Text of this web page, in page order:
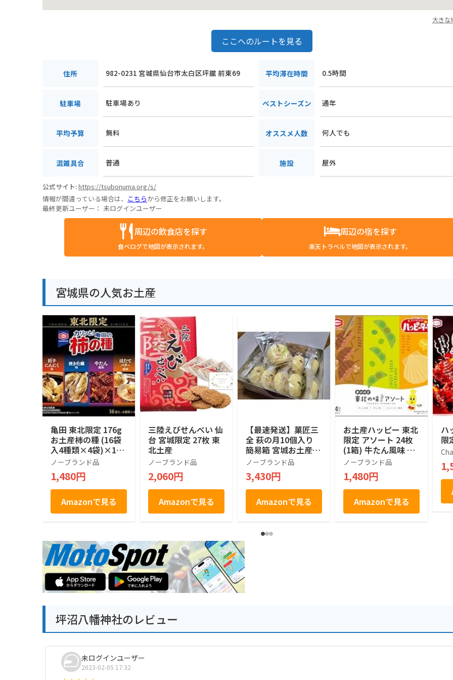
大きな
ここへのルートを見る
住所 982-0231 宮城県仙台市太白区坪舘 前東69 平均滞在時間 0.5時間
駐車場 駐車場あり ベストシーズン 通年
平均予算 無料 オススメ人数 何人でも
混雑具合 普通 施設 屋外
公式サイト:https://tsubonuma.org/s/
情報が間違っている場合は、 こちらから修正をお願いします。
最終更新ユーザー： 未ログインユーザー
周辺の飲食店を探す
食べログで地図が表示されます。
周辺の宿を探す
楽天トラベルで地図が表示されます。
宮城県の人気お土産
亀田 東北限定 176g
お土産柿の種 (16袋
入4種類×4袋)×1箱
田子にんにく味 いか
焼き醤油マヨネーズ
風味 ほたてバター
牛たん風味
ノーブランド品
1,480円
Amazonで見る
三陸えびせんべい 仙
台 宮城限定 27枚 東
北土産
ノーブランド品
2,060円
Amazonで見る
【最速発送】菓匠三
全 萩の月10個入り
簡易箱 宮城お土産
仙台銘菓
ノーブランド品
3,430円
Amazonで見る
お土産ハッピー 東北
限定 アソート 24枚
(1箱) 牛たん風味 ず
んだ味 ほたてバター
風味 3種
ノーブランド品
1,480円
Amazonで見る
ハ
限
坪沼八幡神社のレビュー
未ログインユーザー
2023-02-05 17:32